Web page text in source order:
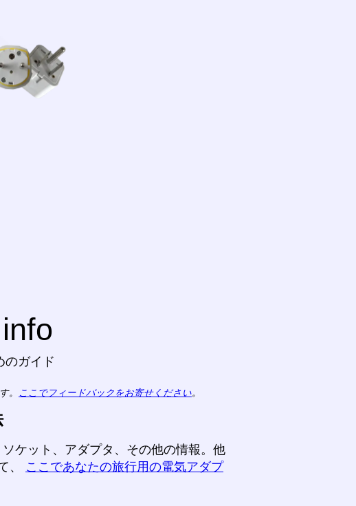
のガイド
。 ここでフィードバックをお寄せください。
ケット、アダプタ、その他の情報。他
、 ここであなたの旅行用の電気アダプ